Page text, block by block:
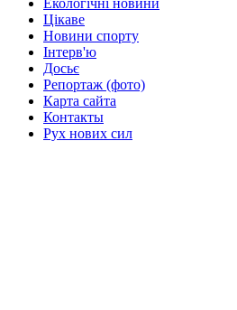
Екологічні новини
Цікаве
Новини спорту
Інтерв'ю
Досьє
Репортаж (фото)
Карта сайта
Контакты
Рух нових сил